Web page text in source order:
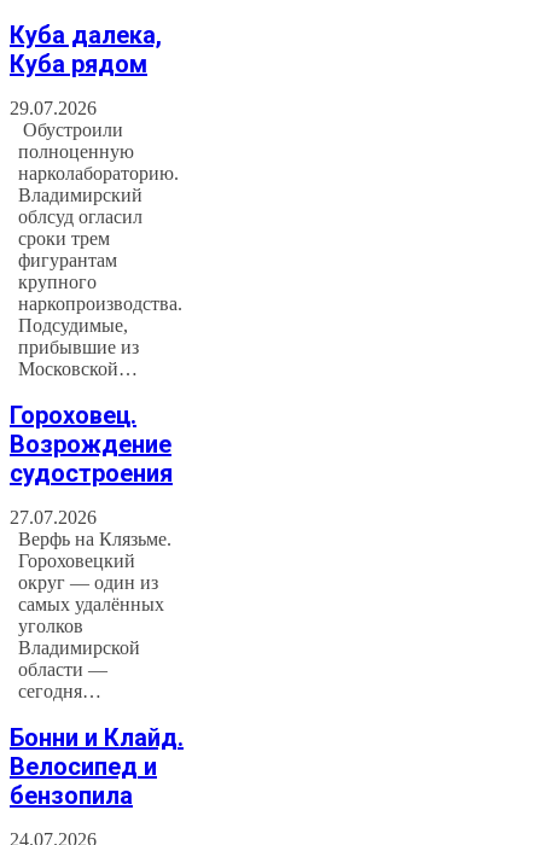
Куба далека,
Куба рядом
29.07.2026
Обустроили
полноценную
нарколабораторию.
Владимирский
облсуд огласил
сроки трем
фигурантам
крупного
наркопроизводства.
Подсудимые,
прибывшие из
Московской…
Гороховец.
Возрождение
судостроения
27.07.2026
Верфь на Клязьме.
Гороховецкий
округ — один из
самых удалённых
уголков
Владимирской
области —
сегодня…
Бонни и Клайд.
Велосипед и
бензопила
24.07.2026